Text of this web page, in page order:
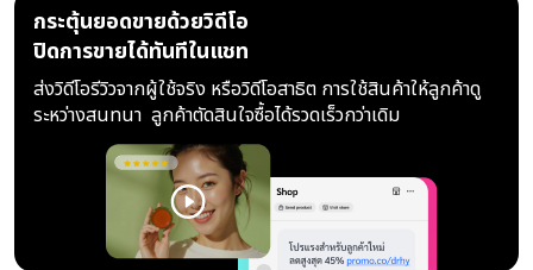
กระตุ้นยอดขายด้วยวิดีโอ
ปิดการขายได้ทันทีในแชท
ส่งวิดีโอรีวิวจากผู้ใช้จริง หรือวิดีโอสาธิต การใช้สินค้าให้ลูกค้าดู
ระหว่างสนทนา ลูกค้าตัดสินใจซื้อได้รวดเร็วกว่าเดิม